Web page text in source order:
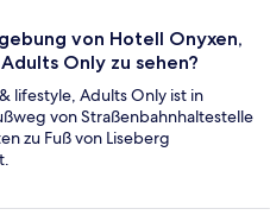
von Hotell Onyxen,
Only zu sehen?
lifestyle, Adults Only ist in
von Straßenbahnhaltestelle
zu Fuß von Liseberg